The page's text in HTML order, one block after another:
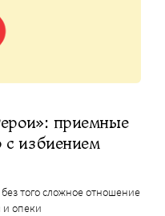
приемные
с избиением
того сложное отношение
и опеки